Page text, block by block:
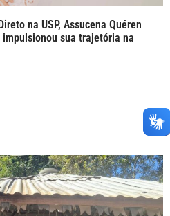
na USP, Assucena Quéren
impulsionou sua trajetória na